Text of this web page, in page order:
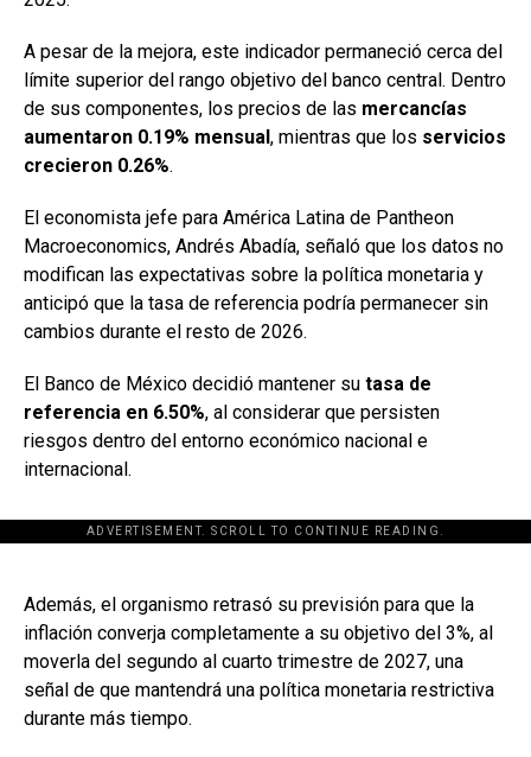
A pesar de la mejora, este indicador permaneció cerca del
límite superior del rango objetivo del banco central. Dentro
de sus componentes, los precios de las mercancías
aumentaron 0.19% mensual, mientras que los servicios
crecieron 0.26%.
El economista jefe para América Latina de Pantheon
Macroeconomics, Andrés Abadía, señaló que los datos no
modifican las expectativas sobre la política monetaria y
anticipó que la tasa de referencia podría permanecer sin
cambios durante el resto de 2026.
El Banco de México decidió mantener su tasa de
referencia en 6.50%, al considerar que persisten
riesgos dentro del entorno económico nacional e
internacional.
ADVERTISEMENT. SCROLL TO CONTINUE READING.
[adsforwp id="243463"]
Además, el organismo retrasó su previsión para que la
inflación converja completamente a su objetivo del 3%, al
moverla del segundo al cuarto trimestre de 2027, una
señal de que mantendrá una política monetaria restrictiva
durante más tiempo.